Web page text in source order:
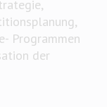
Programmen
der